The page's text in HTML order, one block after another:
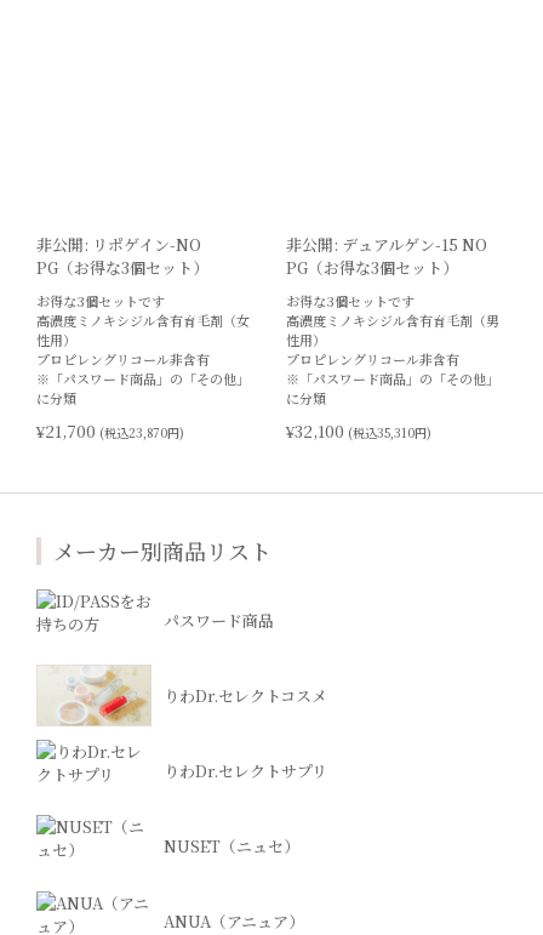
非公開: リポゲイン-NO
PG（お得な3個セット）
お得な3個セットです
高濃度ミノキシジル含有育毛剤（女
性用）
プロピレングリコール非含有
※「パスワード商品」の「その他」
に分類
¥21,700 (税込23,870円)
非公開: デュアルゲン-15 NO
PG（お得な3個セット）
お得な3個セットです
高濃度ミノキシジル含有育毛剤（男
性用）
プロピレングリコール非含有
※「パスワード商品」の「その他」
に分類
¥32,100 (税込35,310円)
メーカー別商品リスト
パスワード商品
りわDr.セレクトコスメ
りわDr.セレクトサプリ
NUSET（ニュセ）
ANUA（アニュア）